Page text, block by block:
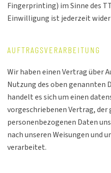
Fingerprinting) im Sinne des
Einwilligung ist jederzeit
AUFTRAGSVERARBEITUNG
Wir haben einen Vertrag über
Nutzung des oben genannten
handelt es sich um einen
vorgeschriebenen Vertrag,
personenbezogenen Daten
nach unseren Weisungen und
verarbeitet.